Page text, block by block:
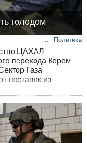
голодом
Политика
ЦАХАЛ
перехода Керем
Газа
поставок из